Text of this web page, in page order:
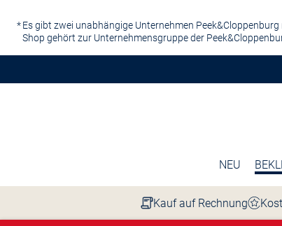
Es gibt zwei unabhängige Unternehmen
Shop gehört zur Unternehmensgruppe der
NEU
Kauf auf Rechnung